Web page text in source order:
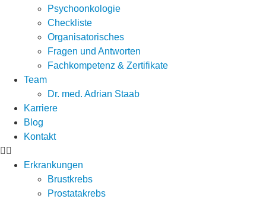
Psychoonkologie
Checkliste
Organisatorisches
Fragen und Antworten
Fachkompetenz & Zertifikate
Team
Dr. med. Adrian Staab
Karriere
Blog
Kontakt
Erkrankungen
Brustkrebs
Prostatakrebs